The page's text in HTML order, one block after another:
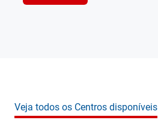
Veja todos os Centros disponíveis